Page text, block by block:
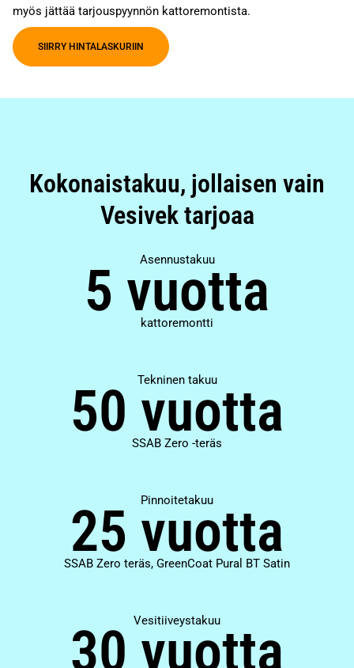
myös jättää tarjouspyynnön kattoremontista.
SIIRRY HINTALASKURIIN
Kokonaistakuu, jollaisen vain
Vesivek tarjoaa
Asennustakuu
5 vuotta
kattoremontti
Tekninen takuu
50 vuotta
SSAB Zero -teräs
Pinnoitetakuu
25 vuotta
SSAB Zero teräs, GreenCoat Pural BT Satin
Vesitiiveystakuu
30 vuotta